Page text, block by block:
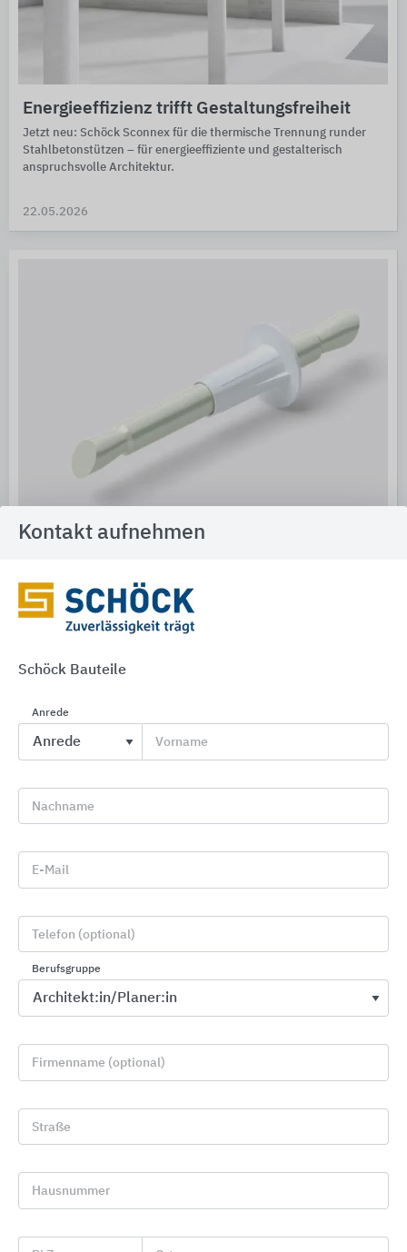
Energieeffizienz trifft Gestaltungsfreiheit
Jetzt neu: Schöck Sconnex für die thermische Trennung runder
Stahlbetonstützen – für energieeffiziente und gestalterisch
anspruchsvolle Architektur.
22.05.2026
Schöck Isolink® C-Y: Neuer Fassadenanker für kerngedämmte
Sandwichwände
Intelligenter Anschluss für Treppenpodeste
Tronsole® M ermöglicht beidseitigen Sichtbeton der Wände und
11.03.2026
Kontakt aufnehmen
Schöck Bauteile
Anrede
Vorname
Nachname
E-Mail
Telefon (optional)
Berufsgruppe
Firmenname (optional)
Straße
Hausnummer